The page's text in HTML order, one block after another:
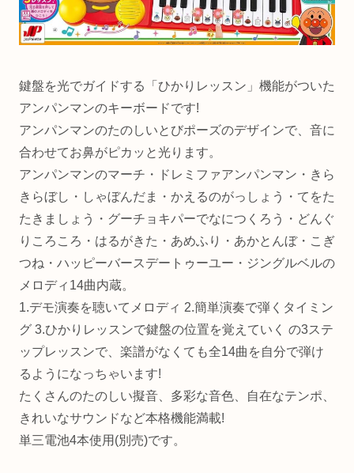
鍵盤を光でガイドする「ひかりレッスン」機能がついた
アンパンマンのキーボードです!
アンパンマンのたのしいとびポーズのデザインで、音に
合わせてお鼻がピカッと光ります。
アンパンマンのマーチ・ドレミファアンパンマン・きら
きらぼし・しゃぼんだま・かえるのがっしょう・てをた
たきましょう・グーチョキパーでなにつくろう・どんぐ
りころころ・はるがきた・あめふり・あかとんぼ・こぎ
つね・ハッピーバースデートゥーユー・ジングルベルの
メロディ14曲内蔵。
1.デモ演奏を聴いてメロディ 2.簡単演奏で弾くタイミン
グ 3.ひかりレッスンで鍵盤の位置を覚えていく の3ステ
ップレッスンで、楽譜がなくても全14曲を自分で弾け
るようになっちゃいます!
たくさんのたのしい擬音、多彩な音色、自在なテンポ、
きれいなサウンドなど本格機能満載!
単三電池4本使用(別売)です。